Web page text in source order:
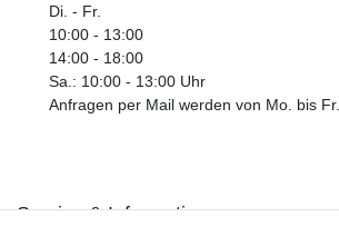
Di. - Fr.
10:00 - 13:00
14:00 - 18:00
Sa.: 10:00 - 13:00 Uhr
Anfragen per Mail werden von Mo. bis
Service & Informationen